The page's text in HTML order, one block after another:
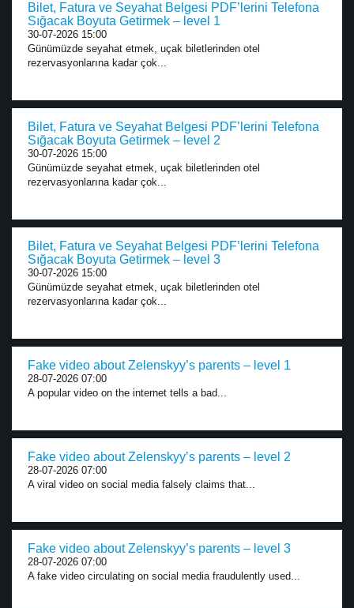
Bilet, Fatura ve Seyahat Belgesi PDF’lerini Telefona
Sığacak Boyuta Getirmek – level 1
30-07-2026 15:00
Günümüzde seyahat etmek, uçak biletlerinden otel
rezervasyonlarına kadar çok...
Bilet, Fatura ve Seyahat Belgesi PDF’lerini Telefona
Sığacak Boyuta Getirmek – level 2
30-07-2026 15:00
Günümüzde seyahat etmek, uçak biletlerinden otel
rezervasyonlarına kadar çok...
Bilet, Fatura ve Seyahat Belgesi PDF’lerini Telefona
Sığacak Boyuta Getirmek – level 3
30-07-2026 15:00
Günümüzde seyahat etmek, uçak biletlerinden otel
rezervasyonlarına kadar çok...
Fake video about Zelenskyy’s parents – level 1
28-07-2026 07:00
A popular video on the internet tells a bad...
Fake video about Zelenskyy’s parents – level 2
28-07-2026 07:00
A viral video on social media falsely claims that...
Fake video about Zelenskyy’s parents – level 3
28-07-2026 07:00
A fake video circulating on social media fraudulently used...